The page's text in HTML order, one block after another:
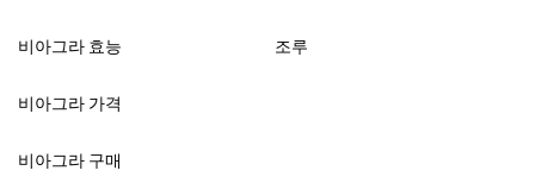
비아그라 효능
비아그라 가격
비아그라 구매
조루